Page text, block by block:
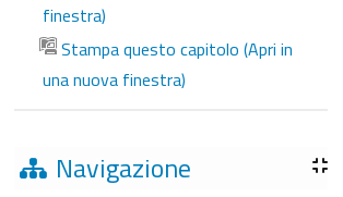
finestra)
Stampa questo capitolo (Apri in
una nuova finestra)
Navigazione